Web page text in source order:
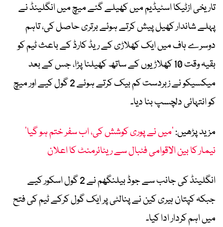
تاریخی ازٹیکا اسٹیڈیم میں کھیلے گئے میچ میں انگلینڈ نے
پہلے شاندار کھیل پیش کرتے ہوئے برتری حاصل کی، تاہم
دوسرے ہاف میں ایک کھلاڑی کے ریڈ کارڈ کے باعث ٹیم کو
بقیہ وقت 10 کھلاڑیوں کے ساتھ کھیلنا پڑا، جس کے بعد
میکسیکو نے زبردست کم بیک کرتے ہوئے 2 گول کیے اور میچ
کو انتہائی دلچسپ بنا دیا۔
مزید پڑھیں:’میں نے پوری کوشش کی، اب سفر ختم ہو گیا‘
نیمار کا بین الاقوامی فٹبال سے ریٹائرمنٹ کا اعلان
انگلینڈ کی جانب سے جوڈ بیلنگھم نے 2 گول اسکور کیے
جبکہ کپتان ہیری کین نے پنالٹی پر ایک گول کرکے ٹیم کی فتح
میں اہم کردار ادا کیا۔